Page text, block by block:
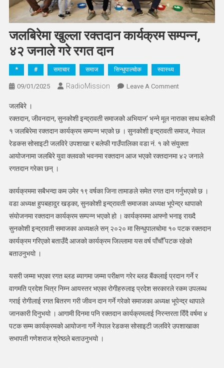
जलबिरेमा खुल्ला रक्तदान कार्यक्रम सम्पन्न,
४२ जनाले गरे रगत दान
* # समाचार समाज सिन्धुपाल्चोक स्वास्थ्य
09/01/2025 RadioMission Leave A CommentOn
रक्तदान
कार्यक्रम
सम्पन्न,
४२
रगत
दान
जलबिरे ।
रक्तदान, जीवनदान, सुनकोशी इन्द्रावती समाजको अभियान’ भन्ने मूल नाराका साथ बलेफी
१ जलबिरेमा रक्तदान कार्यक्रम सम्पन्न भएको छ । सुनकोशी इन्द्रावती समाज, नेपाल
रेडकस सोसाइटी जलविरे उपशाखा र बलेफी गाउँपालिका वडा नं. १ को संयुक्ता
आयोजनामा जलबिरे युवा क्लवको भवनमा रक्तदान आज भएको रक्तदानमा ४२ जनाले
रगतदान गरेका छन् ।
कार्यक्रममा सबैभन्दा कम उमेर १९ वर्षका जिना तामाङले समेत रगत दान गर्नुभएको छ ।
वडा अध्यक्ष हुपबहादुर खड्का, सुनकोशी इन्द्रावती समाजका अध्यक्ष भूपेन्द्र थापाको
संयोजनमा रक्तदान कार्यक्रम सम्पन्न भएको हो । कार्यक्रममा आफ्नो भनाइ राख्दै
सुनकोशी इन्द्रावती समाजका अध्यक्षले सन् २०२० मा सिन्धुपालचोमा १० पटक रक्तदान
कार्यक्रम गरिएको बताउँदै आजको कार्यक्रम जिल्लामा यस वर्ष पाँचौँ पटक रहेको
बताउनुभयो ।
यसरी जम्मा भएका रगत ब्लड ब्यागमा जम्मा परीक्षण गरेर ब्लड बैंकलाई प्रदान गर्ने र
वागमति प्रदेश भित्र निम्न आयस्तर भएका रोगीहरुलाइ प्रदेश सरकारले रकम उपलब्ध
गराई रोगीलाई रगत बितरण गरी जीवन दान गर्ने गरेको समाजका अध्यक्ष भूपेन्द्र थापाले
जानकारी दिनुभयो । आगामी दिनमा पनि रक्तदान कार्यक्रमलाई निरन्तरता दिँदै वर्षमा ४
पटक सम्म कार्यक्रमको आयोजना गर्ने नेपाल रेडकस सोसाइटी जलविरे उपशाखाका
सभापती गणेशराज श्रेष्ठले बताउनुभयो ।